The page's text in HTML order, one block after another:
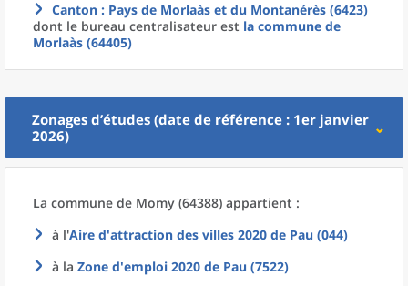
Canton : Pays de Morlaàs et du Montanérès (6423)
dont le bureau centralisateur est la commune de
Morlaàs (64405)
Zonages d’études (date de référence : 1er janvier
2026)
La commune de Momy (64388) appartient :
à l'Aire d'attraction des villes 2020 de Pau (044)
à la Zone d'emploi 2020 de Pau (7522)